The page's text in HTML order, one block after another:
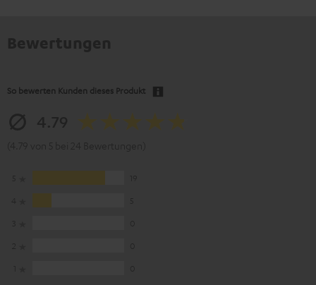
So bewerten Kunden dieses Produkt